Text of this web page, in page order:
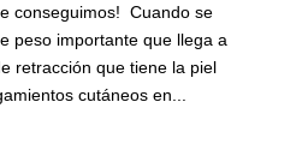
conseguimos! Cuando se
peso importante que llega a
retracción que tiene la piel
cutáneos en...